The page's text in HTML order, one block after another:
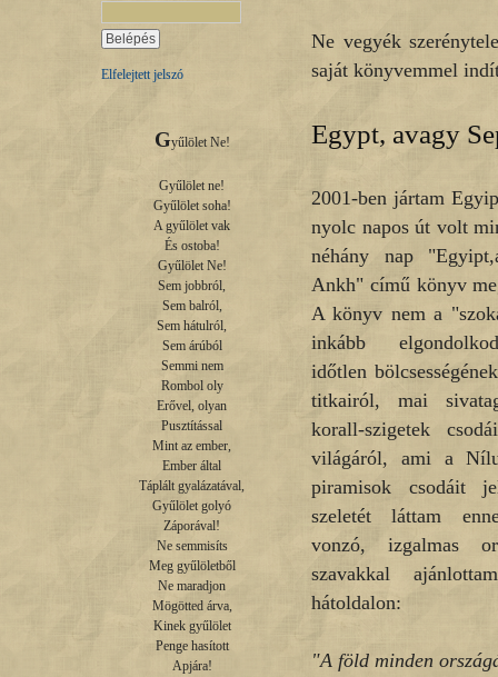
Elfelejtett jelszó
Gyűlölet Ne!
Gyűlölet ne!
Gyűlölet soha!
A gyűlölet vak
És ostoba!
Gyűlölet Ne!
Sem jobbról,
Sem balról,
Sem hátulról,
Sem árúból
Semmi nem
Rombol oly
Erővel, olyan
Pusztítással
Mint az ember,
Ember által
Táplált gyalázatával,
Gyűlölet golyó
Záporával!
Ne semmisíts
Meg gyűlöletből
Ne maradjon
Mögötted árva,
Kinek gyűlölet
Penge hasított
Apjára!
Ne vegyék
saját könyvemmel
Egypt, avagy
2001-ben jártam
nyolc napos út volt
néhány nap
Ankh" című könyv
A könyv nem a
inkább
időtlen
titkairól, mai
korall-szigetek
világáról, ami a
piramisok csodáit
szeletét láttam
vonzó, izgalmas
szavakkal
hátoldalon:
"A föld minden